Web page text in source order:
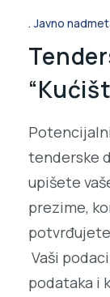
Javno
tenderske
upišete
prezime,
Vaši
podataka i